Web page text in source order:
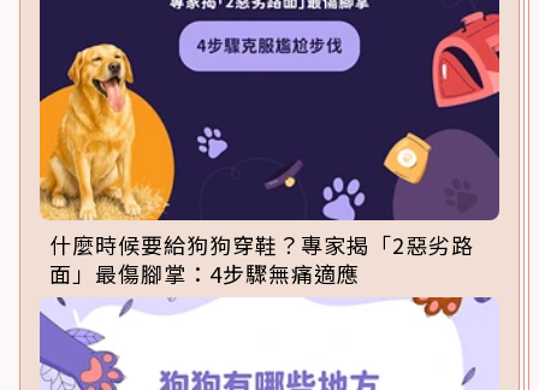
什麼時候要給狗狗穿鞋？專家揭「2惡劣路
面」最傷腳掌：4步驟無痛適應